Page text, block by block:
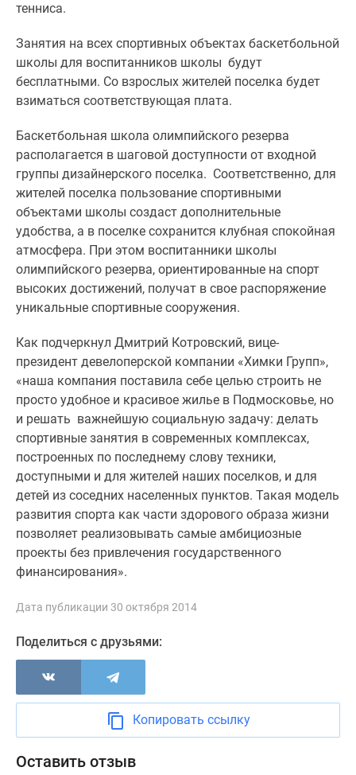
калькулятор
Семейная
ипотека
Военная
Банки
программы
Медиа
Новости
недвижимости
Мнение
эксперта
Аналитика
рынка
Экспертиза
новостроек
Эксперты
авторы
проекте
Контакты
Реклама
сайте
Дзен
места
#траншевая
ИТ-
тенниса.
Занятия на всех спортивных объектах баскетбольной
школы для воспитанников школы будут
бесплатными. Со взрослых жителей поселка будет
взиматься соответствующая плата.
Баскетбольная школа олимпийского резерва
располагается в шаговой доступности от входной
группы дизайнерского поселка. Соответственно, для
жителей поселка пользование спортивными
объектами школы создаст дополнительные
удобства, а в поселке сохранится клубная спокойная
атмосфера. При этом воспитанники школы
олимпийского резерва, ориентированные на спорт
высоких достижений, получат в свое распоряжение
уникальные спортивные сооружения.
Как подчеркнул Дмитрий Котровский, вице-
президент девелоперской компании «Химки Групп»,
«наша компания поставила себе целью строить не
просто удобное и красивое жилье в Подмосковье, но
и решать важнейшую социальную задачу: делать
спортивные занятия в современных комплексах,
построенных по последнему слову техники,
доступными и для жителей наших поселков, и для
детей из соседних населенных пунктов. Такая модель
развития спорта как части здорового образа жизни
позволяет реализовывать самые амбициозные
проекты без привлечения государственного
финансирования».
Дата публикации 30 октября 2014
Поделиться с друзьями:
Копировать ссылку
Оставить отзыв